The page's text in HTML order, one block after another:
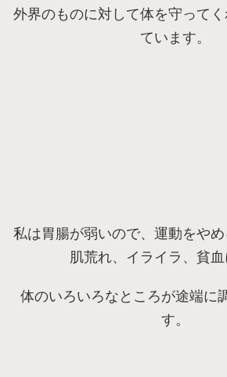
外界のものに対して体を守って
ています。
私は胃腸が弱いので、運動をやめ
肌荒れ、イライラ、貧血
体のいろいろなところが途端に
す。